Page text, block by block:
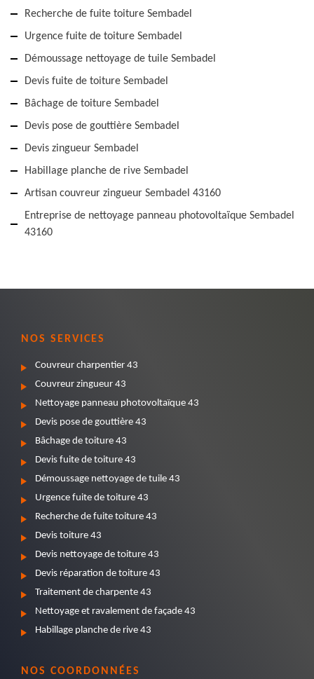
Recherche de fuite toiture Sembadel
Urgence fuite de toiture Sembadel
Démoussage nettoyage de tuile Sembadel
Devis fuite de toiture Sembadel
Bâchage de toiture Sembadel
Devis pose de gouttière Sembadel
Devis zingueur Sembadel
Habillage planche de rive Sembadel
Artisan couvreur zingueur Sembadel 43160
Entreprise de nettoyage panneau photovoltaïque Sembadel
43160
NOS SERVICES
Couvreur charpentier 43
Couvreur zingueur 43
Nettoyage panneau photovoltaïque 43
Devis pose de gouttière 43
Bâchage de toiture 43
Devis fuite de toiture 43
Démoussage nettoyage de tuile 43
Urgence fuite de toiture 43
Recherche de fuite toiture 43
Devis toiture 43
Devis nettoyage de toiture 43
Devis réparation de toiture 43
Traitement de charpente 43
Nettoyage et ravalement de façade 43
Habillage planche de rive 43
NOS COORDONNÉES